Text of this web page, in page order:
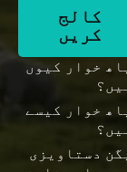
کالج
کریں
خوار کیوں
خوار کیسے
دستاویزی